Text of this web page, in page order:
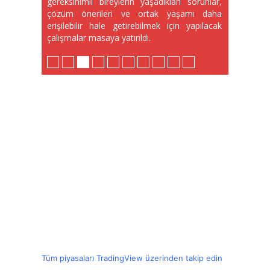
çözüm önerileri ve ortak yaşamı daha
erişilebilir hale getirebilmek için yapılacak
çalışmalar masaya yatırıldı.
Tüm piyasaları TradingView üzerinden takip edin